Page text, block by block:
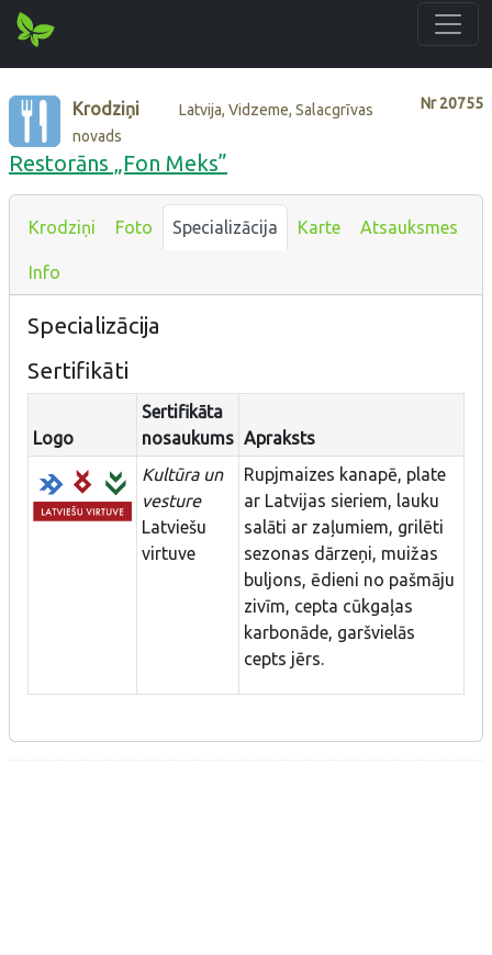
Nr20755
Krodziņi
Latvija, Vidzeme, Salacgrīvas
novads
Restorāns „Fon Meks”
Krodziņi Foto Specializācija Karte Atsauksmes
Info
Specializācija
Sertifikāti
Logo
Sertifikāta
nosaukums Apraksts
Kultūra un
vesture
Latviešu
virtuve
Rupjmaizes kanapē, plate
ar Latvijas sieriem, lauku
salāti ar zaļumiem, grilēti
sezonas dārzeņi, muižas
buljons, ēdieni no pašmāju
zivīm, cepta cūkgaļas
karbonāde, garšvielās
cepts jērs.